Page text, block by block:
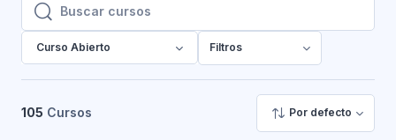
Buscar cursos
Buscar cursos
Curso Abierto Filtros
105 Cursos Por defecto